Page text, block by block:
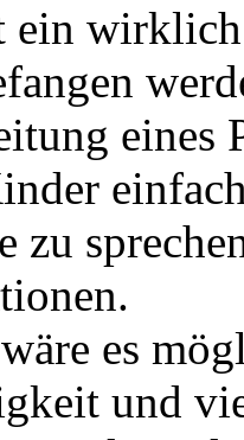
ein
eines
zu
es
und